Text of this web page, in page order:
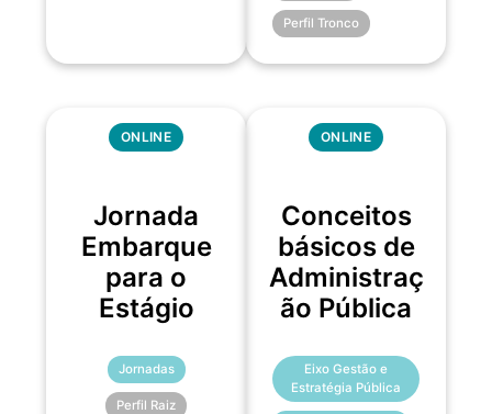
Perfil Tronco
ONLINE
Jornada
Embarque
para o
Estágio
Jornadas
Perfil Raiz
ONLINE
Conceitos
básicos de
Administraç
ão Pública
Eixo Gestão e
Estratégia Pública